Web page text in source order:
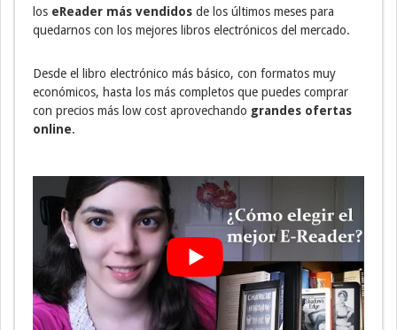
los eReader más vendidos de los últimos meses para
quedarnos con los mejores libros electrónicos del mercado.
Desde el libro electrónico más básico, con formatos muy
económicos, hasta los más completos que puedes comprar
con precios más low cost aprovechando grandes ofertas
online.